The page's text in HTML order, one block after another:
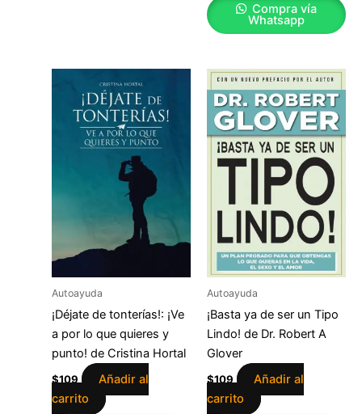
Compra vía
Whatsapp
Autoayuda
¡Déjate de tonterías!: ¡Ve
a por lo que quieres y
punto! de Cristina Hortal
$109
Añadir al
carrito
Autoayuda
¡Basta ya de ser un Tipo
Lindo! de Dr. Robert A
Glover
$109
Añadir al
carrito